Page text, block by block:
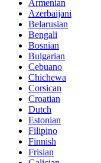
Armenian
Azerbaijani
Belarusian
Bengali
Bosnian
Bulgarian
Cebuano
Chichewa
Corsican
Croatian
Dutch
Estonian
Filipino
Finnish
Frisian